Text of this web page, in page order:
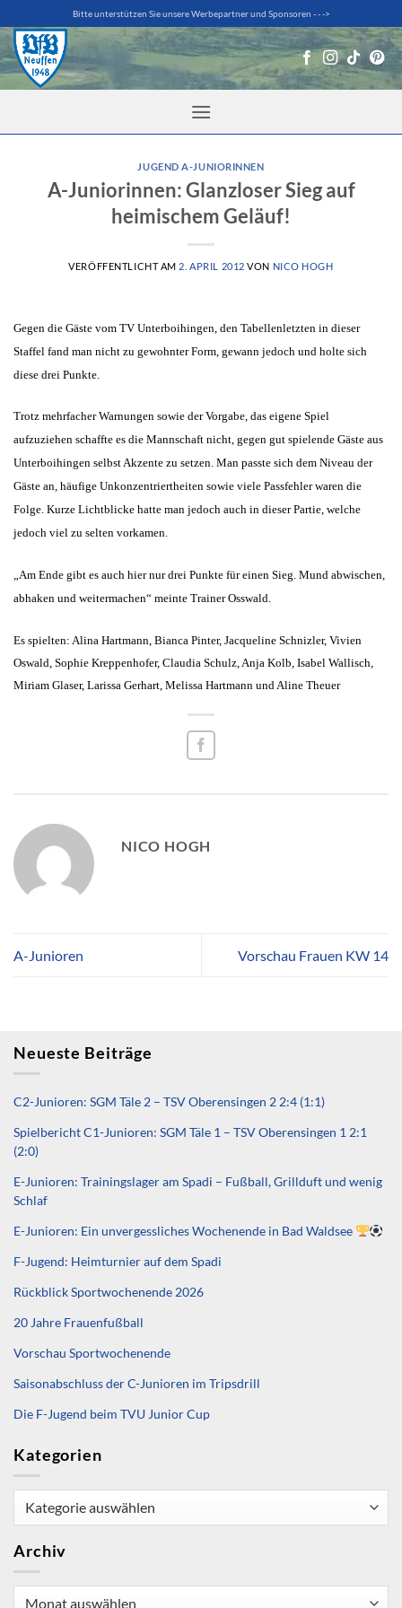
Inhalt
springen
Bitte unterstützen Sie unsere Werbepartner und Sponsoren - - ->
JUGEND A-JUNIORINNEN
A-Juniorinnen: Glanzloser Sieg auf
heimischem Geläuf!
VERÖFFENTLICHT AM 2. APRIL 2012 VON NICO HOGH
Gegen die Gäste vom TV Unterboihingen, den Tabellenletzten in dieser
Staffel fand man nicht zu gewohnter Form, gewann jedoch und holte sich
diese drei Punkte.
Trotz mehrfacher Warnungen sowie der Vorgabe, das eigene Spiel
aufzuziehen schaffte es die Mannschaft nicht, gegen gut spielende Gäste aus
Unterboihingen selbst Akzente zu setzen. Man passte sich dem Niveau der
Gäste an, häufige Unkonzentriertheiten sowie viele Passfehler waren die
Folge. Kurze Lichtblicke hatte man jedoch auch in dieser Partie, welche
jedoch viel zu selten vorkamen.
„Am Ende gibt es auch hier nur drei Punkte für einen Sieg. Mund abwischen,
abhaken und weitermachen“ meinte Trainer Osswald.
Es spielten: Alina Hartmann, Bianca Pinter, Jacqueline Schnizler, Vivien
Oswald, Sophie Kreppenhofer, Claudia Schulz, Anja Kolb, Isabel Wallisch,
Miriam Glaser, Larissa Gerhart, Melissa Hartmann und Aline Theuer
NICO HOGH
A-Junioren Vorschau Frauen KW 14
Neueste Beiträge
C2-Junioren: SGM Täle 2 – TSV Oberensingen 2 2:4 (1:1)
Spielbericht C1-Junioren: SGM Täle 1 – TSV Oberensingen 1 2:1
(2:0)
E-Junioren: Trainingslager am Spadi – Fußball, Grillduft und wenig
Schlaf
E-Junioren: Ein unvergessliches Wochenende in Bad Waldsee
F-Jugend: Heimturnier auf dem Spadi
Rückblick Sportwochenende 2026
20 Jahre Frauenfußball
Vorschau Sportwochenende
Saisonabschluss der C-Junioren im Tripsdrill
Die F-Jugend beim TVU Junior Cup
Kategorien
Archiv